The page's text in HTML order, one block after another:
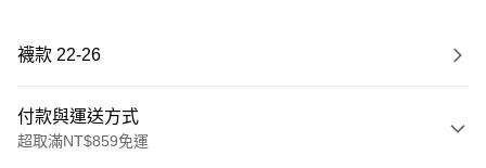
襪款 22-26
付款與運送方式
超取滿NT$859免運